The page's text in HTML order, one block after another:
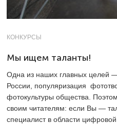
КОНКУРСЫ
Мы ищем таланты!
Одна из наших главных целей
России, популяризация
фотокультуры общества.
своим читателям: если Вы —
специалист в области